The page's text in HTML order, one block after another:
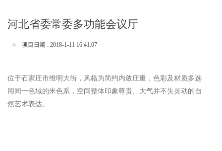
河北省委常委多功能会议厅
项目日期 : 2018-1-11 16:41:07
位于石家庄市维明大街，风格为简约内敛庄重，色彩及材质多选
用同一色域的米色系，空间整体印象尊贵、大气并不失灵动的自
然艺术表达。